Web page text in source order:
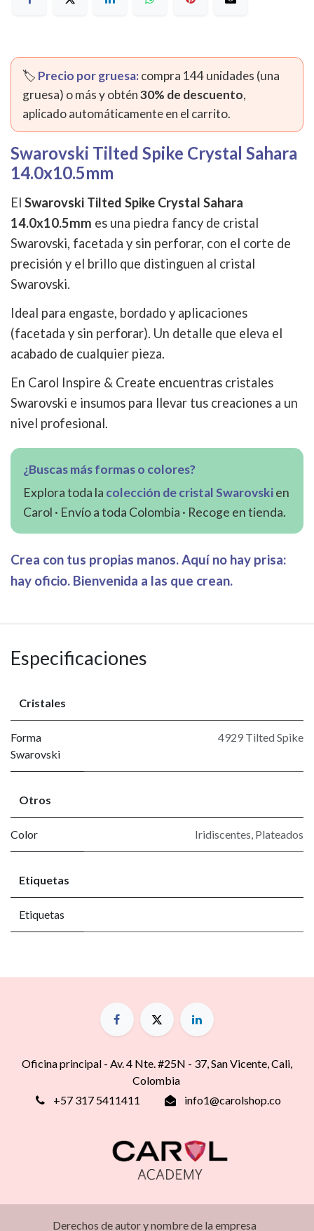
🏷️ Precio por gruesa:compra 144 unidades (una
gruesa) o más y obtén30% de descuento,
aplicado automáticamente en el carrito.
Swarovski Tilted Spike Crystal Sahara
14.0x10.5mm
El Swarovski Tilted Spike Crystal Sahara
14.0x10.5mm es una piedra fancy de cristal
Swarovski, facetada y sin perforar, con el corte de
precisión y el brillo que distinguen al cristal
Swarovski.
Ideal para engaste, bordado y aplicaciones
(facetada y sin perforar). Un detalle que eleva el
acabado de cualquier pieza.
En Carol Inspire & Create encuentras cristales
Swarovski e insumos para llevar tus creaciones a un
nivel profesional.
¿Buscas más formas o colores?
Explora toda la colección de cristal Swarovskien
Carol · Envío a toda Colombia · Recoge en tienda.
Crea con tus propias manos. Aquí no hay prisa:
hay oficio. Bienvenida a las que crean.
Especificaciones
Cristales
Forma
Swarovski
4929 Tilted Spike
Otros
Color Iridiscentes, Plateados
Etiquetas
Etiquetas
Oficina principal - Av. 4 Nte. #25N - 37, San Vicente, Cali,
Colombia
+57 317 5411411
info1@carolshop.co
Derechos de autor y nombre de la empresa